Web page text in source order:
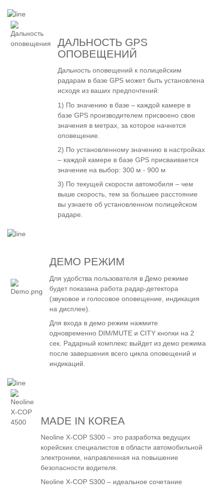
ДАЛЬНОСТЬ GPS
ОПОВЕЩЕНИЙ
Дальность оповещений к полицейским
радарам в базе GPS может быть установлена
исходя из ваших предпочтений:
1) По значению в базе – каждой камере в
базе GPS производителем присвоено свое
значения в метрах, за которое начнется
оповещение.
2) По установленному значению в настройках
– каждой камере в базе GPS присваивается
значение на выбор: 300 м - 900 м
3) По текущей скорости автомобиля – чем
выше скорость, тем за большее расстояние
вы узнаете об установленном полицейском
радаре.
ДЕМО РЕЖИМ
Для удобства пользователя в Демо режиме
будет показана работа радар-детектора
(звуковое и голосовое оповещение, индикация
на дисплее).
Для входа в демо режим нажмите
одновременно DIM/MUTE и CITY кнопки на 2
сек. Радарный комплекс выйдет из демо режима
после завершения всего цикла оповещений и
индикаций.
MADE IN КOREA
Neoline X-COP S300 – это разработка ведущих
корейских специалистов в области автомобильной
электроники, направленная на повышение
безопасности водителя.
Neoline X-COP S300 – идеальное сочетание